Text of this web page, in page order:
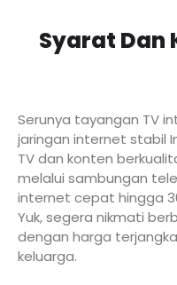
Syarat Dan
Serunya tayangan TV
jaringan internet stabil
TV dan konten
melalui sambungan
internet cepat hingga
Yuk, segera nikmati
dengan harga
keluarga.